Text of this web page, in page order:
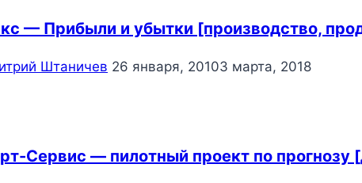
— Прибыли и убытки [производство,
Штаничев 26 января, 20103 марта, 2018
Сервис — пилотный проект по прогнозу